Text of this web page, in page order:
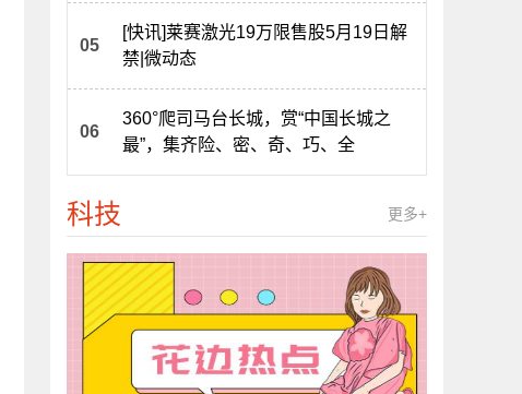
[快讯]莱赛激光19万限售股5月19日解
禁|微动态
360°爬司马台长城，赏“中国长城之
最”，集齐险、密、奇、巧、全
科技 更多+